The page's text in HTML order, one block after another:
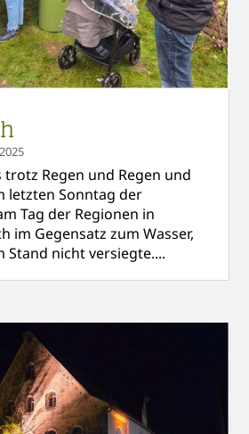
trotz Regen und Regen und
letzten Sonntag der
Tag der Regionen in
im Gegensatz zum Wasser,
Stand nicht versiegte....